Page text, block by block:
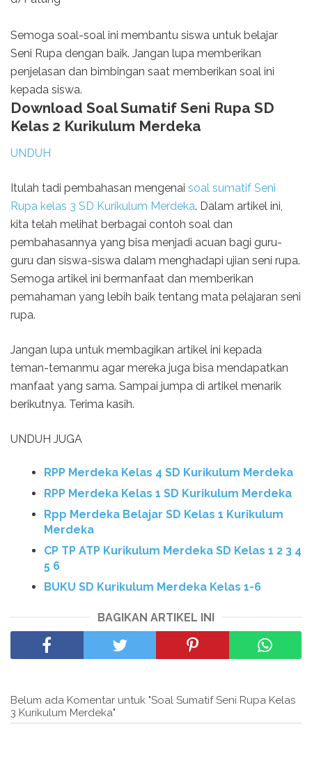
Semoga soal-soal ini membantu siswa untuk belajar
Seni Rupa dengan baik. Jangan lupa memberikan
penjelasan dan bimbingan saat memberikan soal ini
kepada siswa.
Download Soal Sumatif Seni Rupa SD
Kelas 2 Kurikulum Merdeka
UNDUH
Itulah tadi pembahasan mengenai soal sumatif Seni
Rupa kelas 3 SD Kurikulum Merdeka. Dalam artikel ini,
kita telah melihat berbagai contoh soal dan
pembahasannya yang bisa menjadi acuan bagi guru-
guru dan siswa-siswa dalam menghadapi ujian seni rupa.
Semoga artikel ini bermanfaat dan memberikan
pemahaman yang lebih baik tentang mata pelajaran seni
rupa.
Jangan lupa untuk membagikan artikel ini kepada
teman-temanmu agar mereka juga bisa mendapatkan
manfaat yang sama. Sampai jumpa di artikel menarik
berikutnya. Terima kasih.
UNDUH JUGA
RPP Merdeka Kelas 4 SD Kurikulum Merdeka
RPP Merdeka Kelas 1 SD Kurikulum Merdeka
Rpp Merdeka Belajar SD Kelas 1 Kurikulum
Merdeka
CP TP ATP Kurikulum Merdeka SD Kelas 1 2 3 4
5 6
BUKU SD Kurikulum Merdeka Kelas 1-6
BAGIKAN ARTIKEL INI
Belum ada Komentar untuk "Soal Sumatif Seni Rupa Kelas
3 Kurikulum Merdeka"